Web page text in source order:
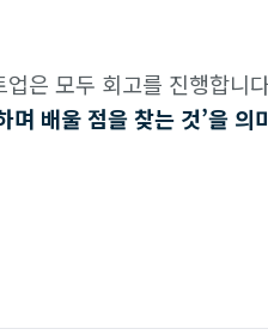
업은 모두 회고를 진행합니
며 배울 점을 찾는 것’을 의